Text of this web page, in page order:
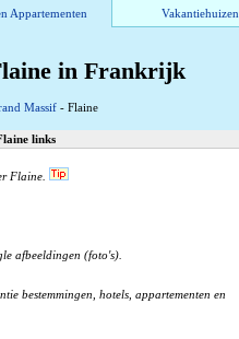
Appartementen Vakantiehuizen
in Frankrijk
Massif- Flaine
links
Flaine.
afbeeldingen (foto's).
bestemmingen, hotels, appartementen en